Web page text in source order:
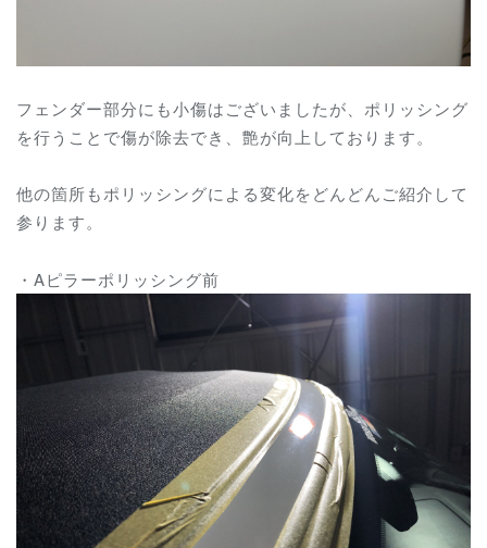
フェンダー部分にも小傷はございましたが、ポリッシング
を行うことで傷が除去でき、艶が向上しております。
他の箇所もポリッシングによる変化をどんどんご紹介して
参ります。
・Aピラーポリッシング前